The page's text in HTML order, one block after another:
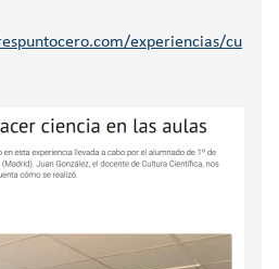
experiencias/cu